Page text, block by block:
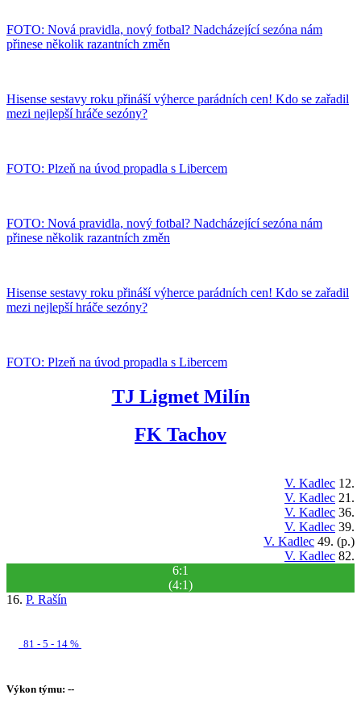
FOTO: Nová pravidla, nový fotbal? Nadcházející sezóna nám
přinese několik razantních změn
Hisense sestavy roku přináší výherce parádních cen! Kdo se zařadil
mezi nejlepší hráče sezóny?
FOTO: Plzeň na úvod propadla s Libercem
FOTO: Nová pravidla, nový fotbal? Nadcházející sezóna nám
přinese několik razantních změn
Hisense sestavy roku přináší výherce parádních cen! Kdo se zařadil
mezi nejlepší hráče sezóny?
FOTO: Plzeň na úvod propadla s Libercem
TJ Ligmet Milín
FK Tachov
V. Kadlec 12.
V. Kadlec 21.
V. Kadlec 36.
V. Kadlec 39.
V. Kadlec 49. (p.)
V. Kadlec 82.
6:1
(4:1)
16. P. Rašín
81 - 5 - 14 %
Výkon týmu: --